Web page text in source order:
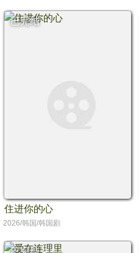
已完结
住进你的心
2026/韩国/韩国剧